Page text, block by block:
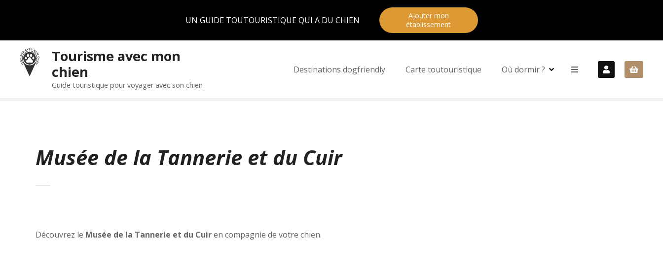
UN GUIDE TOUTOURISTIQUE QUI A DU CHIEN
Ajouter mon
établissement
Tourisme avec mon
chien
Guide touristique pour voyager avec son chien
Destinations dogfriendly Carte toutouristique Où dormir ?
Musée de la Tannerie et du Cuir
Découvrez le Musée de la Tannerie et du Cuiren compagnie de votre chien.